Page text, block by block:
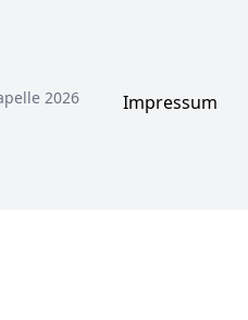
2026 Impressum